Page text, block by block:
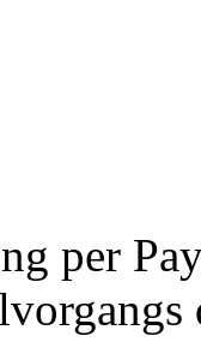
per